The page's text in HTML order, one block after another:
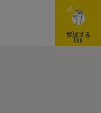
参加する
JOIN